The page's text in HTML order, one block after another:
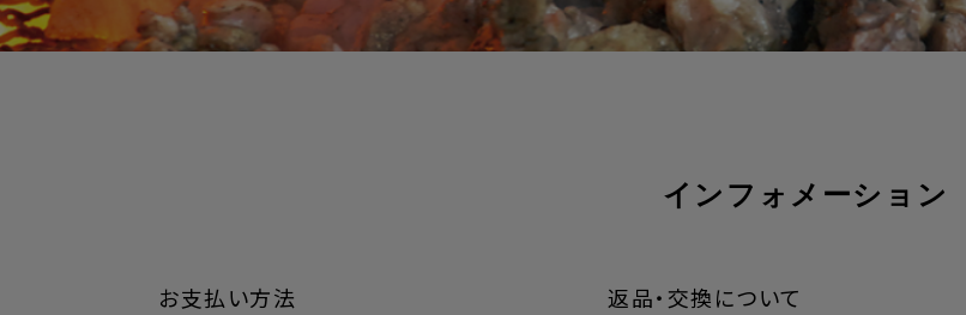
インフォメーション
お支払い方法 返品・交換について